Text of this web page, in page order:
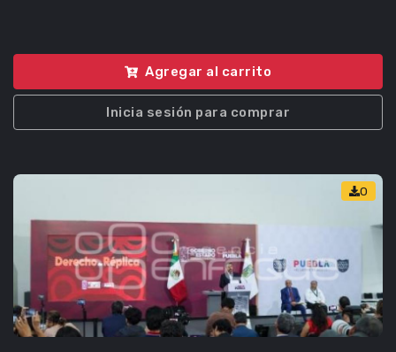
Agregar al carrito
Inicia sesión para comprar
0